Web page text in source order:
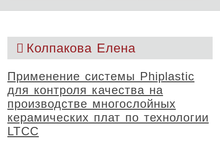
Колпакова Елена
Применение системы Phiplastic
для контроля качества на
производстве многослойных
керамических плат по технологии
LTCC